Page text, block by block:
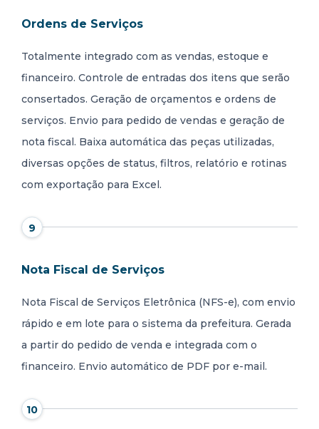
Ordens de Serviços
Totalmente integrado com as vendas, estoque e
financeiro. Controle de entradas dos itens que serão
consertados. Geração de orçamentos e ordens de
serviços. Envio para pedido de vendas e geração de
nota fiscal. Baixa automática das peças utilizadas,
diversas opções de status, filtros, relatório e rotinas
com exportação para Excel.
9
Nota Fiscal de Serviços
Nota Fiscal de Serviços Eletrônica (NFS-e), com envio
rápido e em lote para o sistema da prefeitura. Gerada
a partir do pedido de venda e integrada com o
financeiro. Envio automático de PDF por e-mail.
10